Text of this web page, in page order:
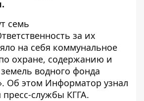
семь
за их
на себя коммунальное
охране, содержанию и
водного фонда
Об этом Информатор узнал
службы КГГА.